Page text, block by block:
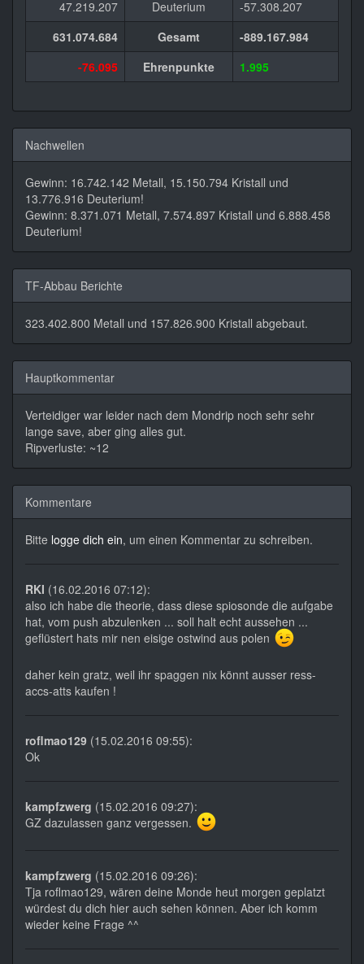
47.219.207 Deuterium
-57.308.207
631.074.684
Gesamt
-889.167.984
-76.095
Ehrenpunkte 1.995
Nachwellen
Gewinn: 16.742.142 Metall, 15.150.794 Kristall und
13.776.916 Deuterium!
Gewinn: 8.371.071 Metall, 7.574.897 Kristall und 6.888.458
Deuterium!
TF-Abbau Berichte
323.402.800 Metall und 157.826.900 Kristall abgebaut.
Hauptkommentar
Verteidiger war leider nach dem Mondrip noch sehr sehr
lange save, aber ging alles gut.
Ripverluste: ~12
Kommentare
Bitte logge dich ein, um einen Kommentar zu schreiben.
RKI (16.02.2016 07:12):
also ich habe die theorie, dass diese spiosonde die aufgabe
hat, vom push abzulenken ... soll halt echt aussehen ...
geflüstert hats mir nen eisige ostwind aus polen
daher kein gratz, weil ihr spaggen nix könnt ausser ress-
accs-atts kaufen !
roflmao129 (15.02.2016 09:55):
Ok
kampfzwerg (15.02.2016 09:27):
GZ dazulassen ganz vergessen.
kampfzwerg (15.02.2016 09:26):
Tja roflmao129, wären deine Monde heut morgen geplatzt
würdest du dich hier auch sehen können. Aber ich komm
wieder keine Frage ^^